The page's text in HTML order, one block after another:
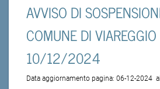
AVVISO DI
COMUNE DI
10/12/2024
Data aggiornamento pagina: 06-12-2024